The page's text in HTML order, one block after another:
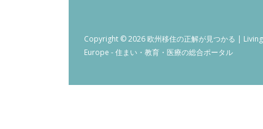
Copyright © 2026 欧州移住の正解が見つかる |
Europe - 住まい・教育・医療の総合ポータル